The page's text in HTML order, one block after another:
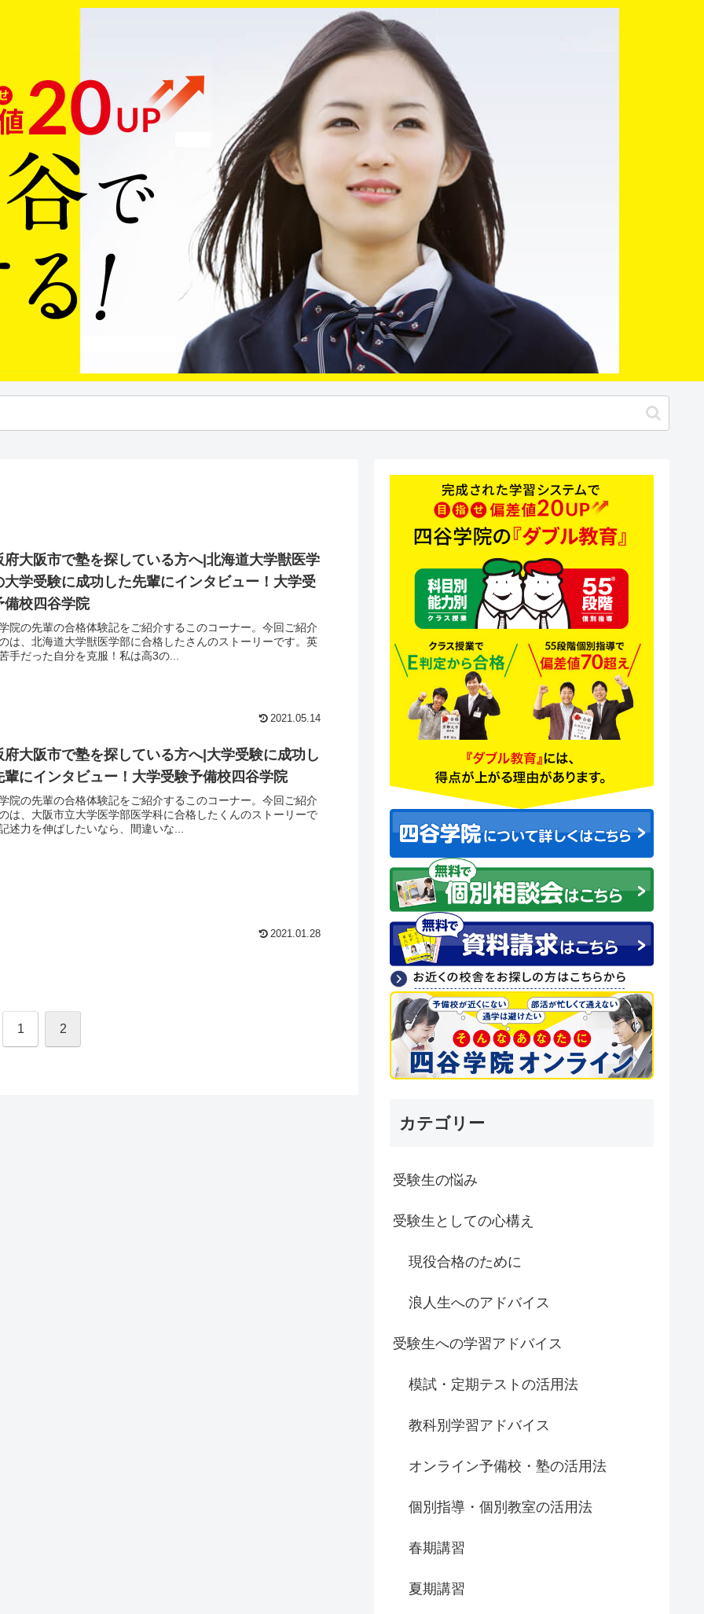
府大阪市で塾を探している方へ|北海道大学獣医学
大学受験に成功した先輩にインタビュー！大学受
備校四谷学院
院の先輩の合格体験記をご紹介するこのコーナー。今回ご紹介
は、北海道大学獣医学部に合格したさんのストーリーです。英
手だった自分を克服！私は高3の...
2021.05.14
府大阪市で塾を探している方へ|大学受験に成功し
輩にインタビュー！大学受験予備校四谷学院
院の先輩の合格体験記をご紹介するこのコーナー。今回ご紹介
は、大阪市立大学医学部医学科に合格したくんのストーリーで
述力を伸ばしたいなら、間違いな...
2021.01.28
1 2
カテゴリー
受験生の悩み
受験生としての心構え
現役合格のために
浪人生へのアドバイス
受験生への学習アドバイス
模試・定期テストの活用法
教科別学習アドバイス
オンライン予備校・塾の活用法
個別指導・個別教室の活用法
春期講習
夏期講習